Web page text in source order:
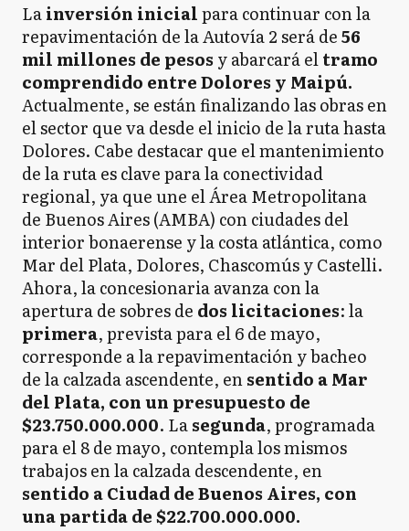
Lainversión inicialpara continuar con la
repavimentación de la Autovía 2 será de56
mil millones de pesos y abarcará eltramo
comprendido entre Dolores y Maipú.
Actualmente, se están finalizando las obras en
el sector que va desde el inicio de la ruta hasta
Dolores. Cabe destacar que el mantenimiento
de la ruta es clave para la conectividad
regional, ya que une el Área Metropolitana
de Buenos Aires (AMBA) con ciudades del
interior bonaerense y la costa atlántica, como
Mar del Plata, Dolores, Chascomús y Castelli.
Ahora, la concesionaria avanza con la
apertura de sobres de dos licitaciones: la
primera, prevista para el 6 de mayo,
corresponde a la repavimentación y bacheo
de la calzada ascendente, ensentido a Mar
del Plata, con un presupuesto de
$23.750.000.000. Lasegunda, programada
para el 8 de mayo, contempla los mismos
trabajos en la calzada descendente, en
sentido a Ciudad de Buenos Aires, con
una partida de $22.700.000.000.